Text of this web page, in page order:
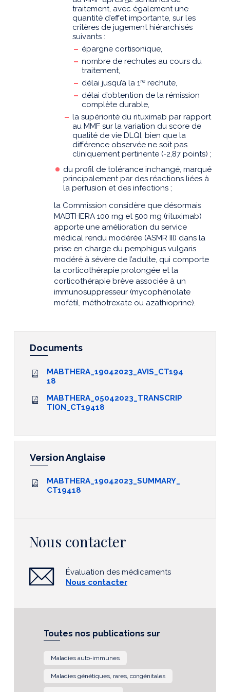
traitement, avec également une
quantité d’effet importante, sur les
critères de jugement hiérarchisés
suivants :
épargne cortisonique,
nombre de rechutes au cours du
traitement,
délai jusqu’à la 1re rechute,
délai d’obtention de la rémission
complète durable,
la supériorité du rituximab par rapport
au MMF sur la variation du score de
qualité de vie DLQI, bien que la
différence observée ne soit pas
cliniquement pertinente (-2,87 points) ;
du profil de tolérance inchangé, marqué
principalement par des réactions liées à
la perfusion et des infections ;
la Commission considère que désormais
MABTHERA 100 mg et 500 mg (rituximab)
apporte une amélioration du service
médical rendu modérée (ASMR III) dans la
prise en charge du pemphigus vulgaris
modéré à sévère de l’adulte, qui comporte
la corticothérapie prolongée et la
corticothérapie brève associée à un
immunosuppresseur (mycophénolate
mofétil, méthotrexate ou azathioprine).
Documents
MABTHERA_19042023_AVIS_CT194
18
MABTHERA_05042023_TRANSCRIP
TION_CT19418
Version Anglaise
MABTHERA_19042023_SUMMARY_
CT19418
Nous contacter
Évaluation des médicaments
Nous contacter
Toutes nos publications sur
Maladies auto-immunes
Maladies génétiques, rares, congénitales